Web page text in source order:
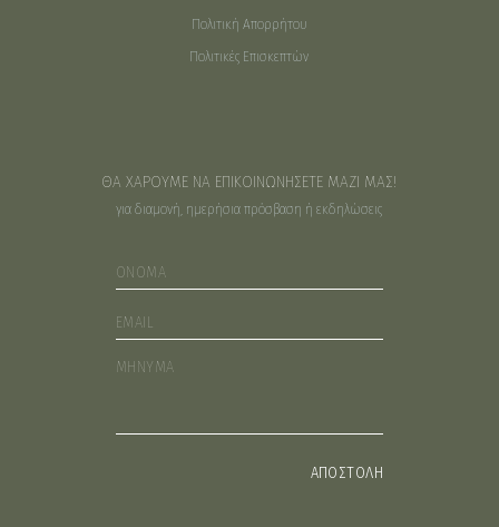
Πολιτική Απορρήτου
Πολιτικές Επισκεπτών
ΘΑ ΧΑΡΟΥΜΕ ΝΑ ΕΠΙΚΟΙΝΩΝΗΣΕΤΕ ΜΑΖΙ ΜΑΣ!
για διαμονή, ημερήσια πρόσβαση ή εκδηλώσεις